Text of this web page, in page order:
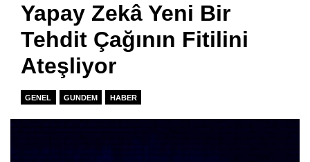
Yapay Zekâ Yeni Bir
Tehdit Çağının Fitilini
Ateşliyor
GENEL GUNDEM HABER